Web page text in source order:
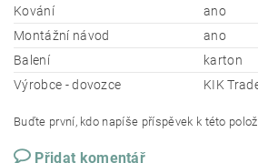
Kování
ano
Montážní návod
ano
Balení
karton
Výrobce - dovozce
KIK
Buďte první, kdo napíše příspěvek k této
Přidat komentář